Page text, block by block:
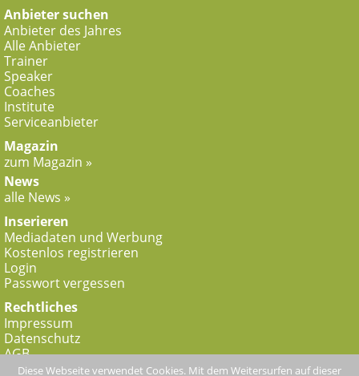
Anbieter suchen
Anbieter des Jahres
Alle Anbieter
Trainer
Speaker
Coaches
Institute
Serviceanbieter
Magazin
zum Magazin »
News
alle News »
Inserieren
Mediadaten und Werbung
Kostenlos registrieren
Login
Passwort vergessen
Rechtliches
Impressum
Datenschutz
AGB
Diese Webseite verwendet Cookies. Mit dem Weitersurfen auf dieser